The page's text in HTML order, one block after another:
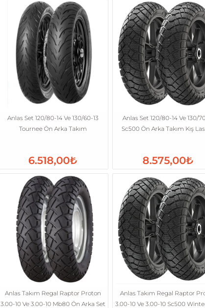
Anlas Set 120/80-14 Ve 130/60-13
Tournee Ön Arka Takım
6.518,00₺
Anlas Set 120/80-14 Ve 130/
Sc500 Ön Arka Takım Kış
8.575,00₺
Anlas Takım Regal Raptor Proton
3.00-10 Ve 3.00-10 Mb80 Ön Arka Set
Anlas Takım Regal Raptor
3.00-10 Ve 3.00-10 Sc500